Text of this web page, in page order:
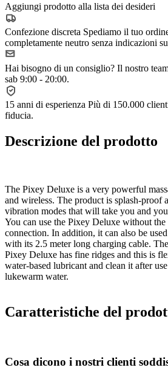
Aggiungi prodotto alla lista dei desideri
Confezione discreta Spediamo il tuo
completamente neutro senza indicazioni
Hai bisogno di un consiglio? Il nostro
sab 9:00 - 20:00.
15 anni di esperienza Più di 150.000
fiducia.
Descrizione del prodotto
The Pixey Deluxe is a very powerful
and wireless. The product is splash-proof
vibration modes that will take you and
You can use the Pixey Deluxe without
connection. In addition, it can also be
with its 2.5 meter long charging cable.
Pixey Deluxe has fine ridges and this is
water-based lubricant and clean it after
lukewarm water.
Caratteristiche del
Cosa dicono i nostri clienti